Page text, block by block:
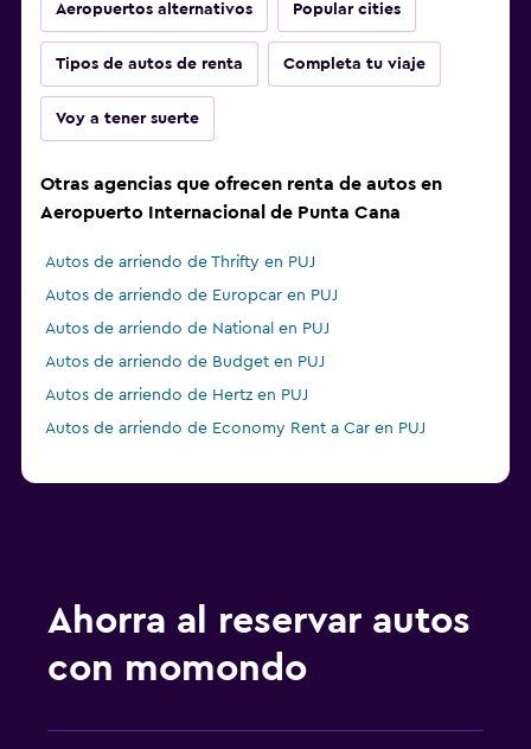
Aeropuertos alternativos Popular cities
Tipos de autos de renta Completa tu viaje
Voy a tener suerte
Otras agencias que ofrecen renta de autos en
Aeropuerto Internacional de Punta Cana
Autos de arriendo de Thrifty en PUJ
Autos de arriendo de Europcar en PUJ
Autos de arriendo de National en PUJ
Autos de arriendo de Budget en PUJ
Autos de arriendo de Hertz en PUJ
Autos de arriendo de Economy Rent a Car en PUJ
Ahorra al reservar autos
con momondo